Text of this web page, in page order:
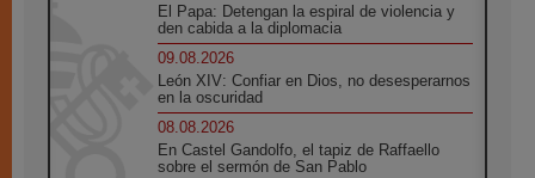
El Papa: Detengan la espiral de violencia y
den cabida a la diplomacia
09.08.2026
León XIV: Confiar en Dios, no desesperarnos
en la oscuridad
08.08.2026
En Castel Gandolfo, el tapiz de Raffaello
sobre el sermón de San Pablo